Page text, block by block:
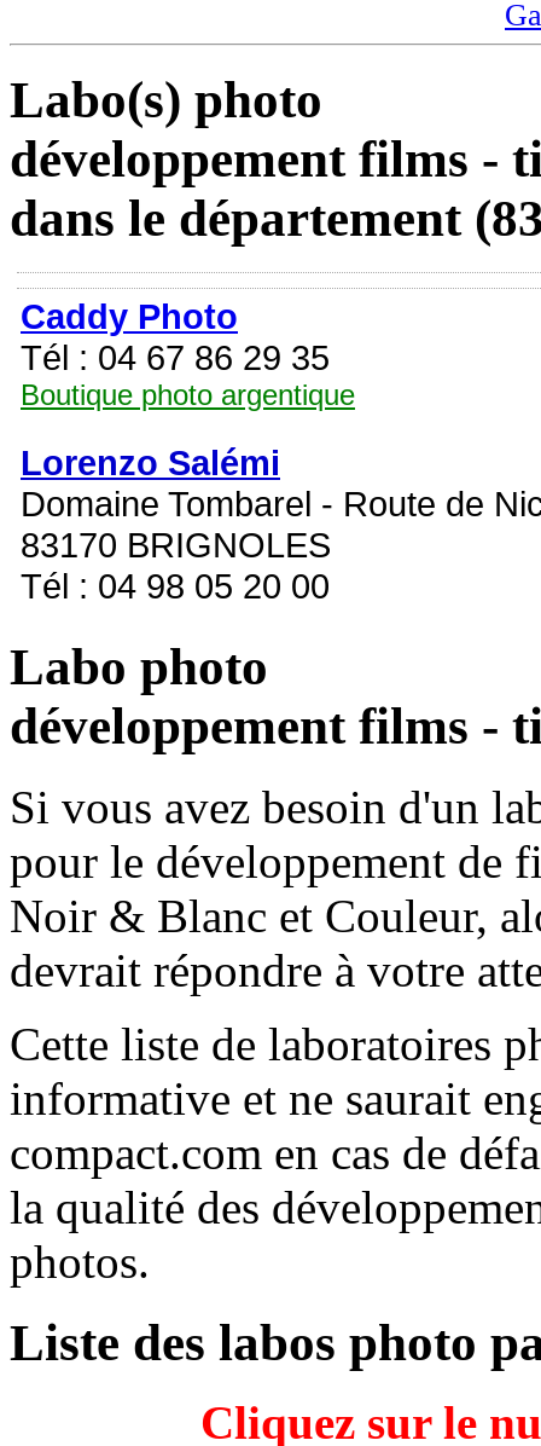
Labo(s) photo
développement films -
dans le département
Caddy Photo
Tél : 04 67 86 29 35
Boutique photo argentique
Lorenzo Salémi
Domaine Tombarel - Route de
83170 BRIGNOLES
Tél : 04 98 05 20 00
Labo photo
développement films -
Si vous avez besoin d'un
pour le développement de
Noir & Blanc et Couleur,
devrait répondre à votre
Cette liste de laboratoires
informative et ne saurait
compact.com en cas de
la qualité des
photos.
Liste des labos photo
Cliquez sur le